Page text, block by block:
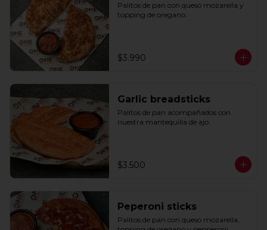
Palitos de pan con queso mozarella y
topping de oregano.
$3.990
Garlic breadsticks
Palitos de pan acompañados con
nuestra mantequilla de ajo.
$3.500
Peperoni sticks
Palitos de pan con queso mozarella,